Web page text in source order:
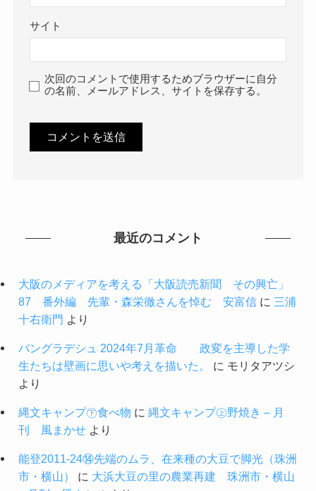
サイト
次回のコメントで使用するためブラウザーに自分
の名前、メールアドレス、サイトを保存する。
最近のコメント
大阪のメディアを考える「大阪読売新聞 その興亡」
87 番外編 先輩・森栄徹さんを悼む 安富信に 三浦
十右衛門 より
バングラデシュ 2024年7月革命 政変を主導した学
生たちは壁画に思いや考えを描いた。
に モリタアツシ
より
縄文キャンプ㊦食べ物 に 縄文キャンプ㊤野焼き – 月
刊 風まかせより
能登2011-24⑭先端のムラ、在来種の大豆で脚光（珠洲
市・横山）
に 大浜大豆の里の農業再建 珠洲市・横山